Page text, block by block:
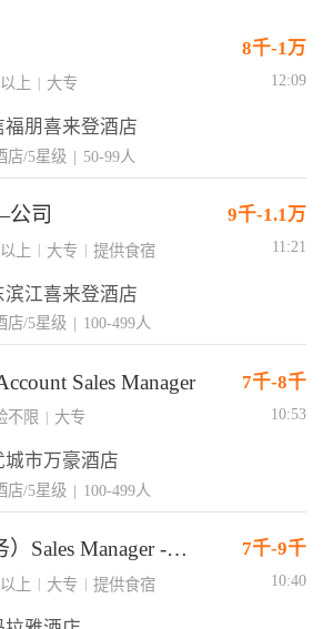
8千-1万
上 | 大专 12:09
福朋喜来登酒店
店/5星级 | 50-99人
司 9千-1.1万
上 大专 提供食宿 11:21
滨江喜来登酒店
店/5星级 | 100-499人
Sales Manager 7千-8千
不限 大专 10:53
城市万豪酒店
店/5星级 | 100-499人
销售经理（会务）Sales Manager -MICE 7千-9千
上 大专 提供食宿 10:40